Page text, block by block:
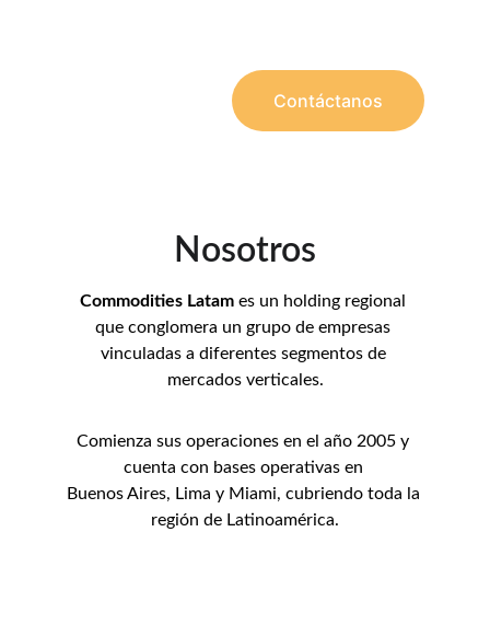
Contáctanos
Nosotros
Commodities Latam es un holding regional
que conglomera un grupo de empresas
vinculadas a diferentes segmentos de
mercados verticales.
Comienza sus operaciones en el año 2005 y
cuenta con bases operativas en
Buenos Aires, Lima y Miami, cubriendo toda la
región de Latinoamérica.